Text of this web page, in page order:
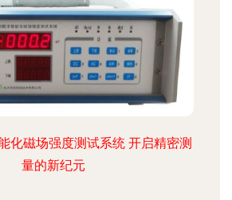
化磁场强度测试系统 开启精密测
量的新纪元